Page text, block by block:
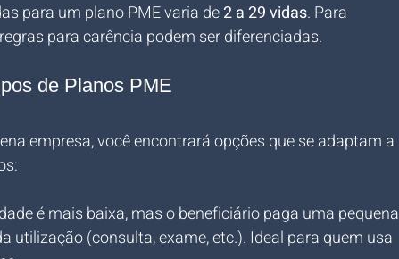
para um plano PME varia de 2 a 29 vidas. Para
para carência podem ser diferenciadas.
de Planos PME
empresa, você encontrará opções que se adaptam a
é mais baixa, mas o beneficiário paga uma pequena
utilização (consulta, exame, etc.). Ideal para quem usa